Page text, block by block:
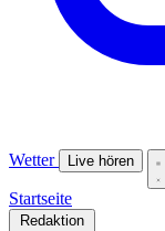
Wetter Live hören
Startseite
Redaktion